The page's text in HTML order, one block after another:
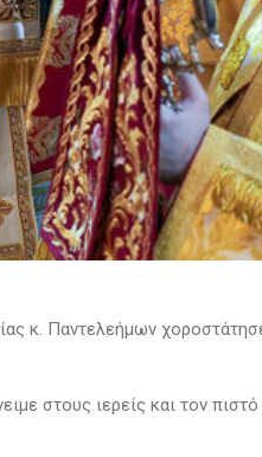
κ. Παντελεήμων
στους ιερείς και τον